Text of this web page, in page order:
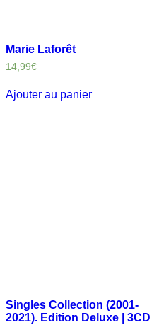
Marie Laforêt
14,99€
Ajouter au panier
Singles Collection (2001-
2021). Edition Deluxe | 3CD